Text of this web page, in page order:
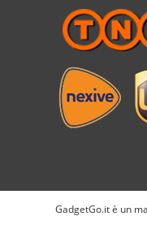
GadgetGo.it è un